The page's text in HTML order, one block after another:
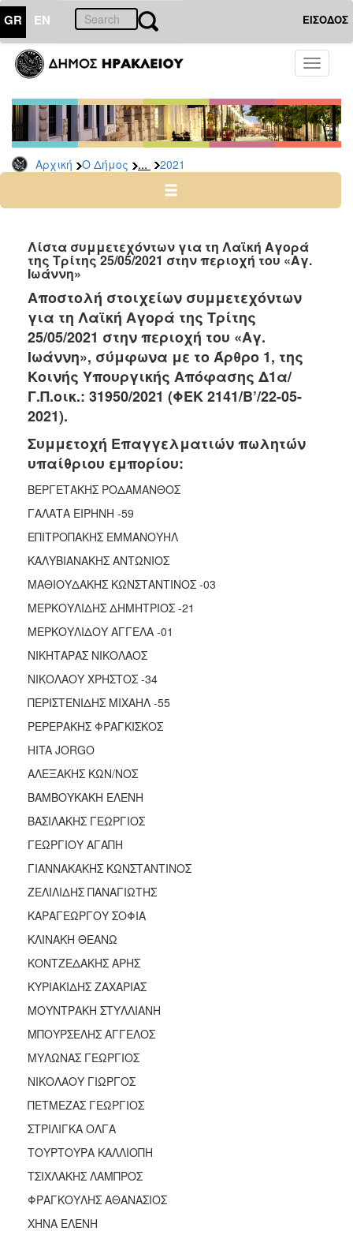
GR EN ΕΙΣΟΔΟΣ
Toggle
Αρχική Ο Δήμος ... 2021
ΔΗΜΟΣ
Δελτία
Τύπου
Αρχείο
2026
2024
2022
2021
2020
2019
2018
2017
2016
2015
2013
2012
2011
2010
2006
ΤΟΠΟΣ
ΠΟΛΙΤΙΣΜΟΣ
ΠΟΛΗ
Λίστα συμμετεχόντων για τη Λαϊκή Αγορά
της Τρίτης 25/05/2021 στην περιοχή του «Αγ.
Ιωάννη»
Αποστολή στοιχείων συμμετεχόντων
για τη Λαϊκή Αγορά της Τρίτης
25/05/2021 στην περιοχή του «Αγ.
Ιωάννη», σύμφωνα με το Άρθρο 1, της
Κοινής Υπουργικής Απόφασης Δ1α/
Γ.Π.οικ.: 31950/2021 (ΦΕΚ 2141/Β’/22-05-
2021).
Συμμετοχή Επαγγελματιών πωλητών
υπαίθριου εμπορίου:
ΒΕΡΓΕΤΑΚΗΣ ΡΟΔΑΜΑΝΘΟΣ
ΓΑΛΑΤΑ ΕΙΡΗΝΗ -59
ΕΠΙΤΡΟΠΑΚΗΣ ΕΜΜΑΝΟΥΗΛ
ΚΑΛΥΒΙΑΝΑΚΗΣ ΑΝΤΩΝΙΟΣ
ΜΑΘΙΟΥΔΑΚΗΣ ΚΩΝΣΤΑΝΤΙΝΟΣ -03
ΜΕΡΚΟΥΛΙΔΗΣ ΔΗΜΗΤΡΙΟΣ -21
ΜΕΡΚΟΥΛΙΔΟΥ ΑΓΓΕΛΑ -01
ΝΙΚΗΤΑΡΑΣ ΝΙΚΟΛΑΟΣ
ΝΙΚΟΛΑΟΥ ΧΡΗΣΤΟΣ -34
ΠΕΡΙΣΤΕΝΙΔΗΣ ΜΙΧΑΗΛ -55
ΡΕΡΕΡΑΚΗΣ ΦΡΑΓΚΙΣΚΟΣ
HITA JORGO
ΑΛΕΞΑΚΗΣ ΚΩΝ/ΝΟΣ
ΒΑΜΒΟΥΚΑΚΗ ΕΛΕΝΗ
ΒΑΣΙΛΑΚΗΣ ΓΕΩΡΓΙΟΣ
ΓΕΩΡΓΙΟΥ ΑΓΑΠΗ
ΓΙΑΝΝΑΚΑΚΗΣ ΚΩΝΣΤΑΝΤΙΝΟΣ
ΖΕΛΙΛΙΔΗΣ ΠΑΝΑΓΙΩΤΗΣ
ΚΑΡΑΓΕΩΡΓΟΥ ΣΟΦΙΑ
ΚΛΙΝΑΚΗ ΘΕΑΝΩ
ΚΟΝΤΖΕΔΑΚΗΣ ΑΡΗΣ
ΚΥΡΙΑΚΙΔΗΣ ΖΑΧΑΡΙΑΣ
ΜΟΥΝΤΡΑΚΗ ΣΤΥΛΛΙΑΝΗ
ΜΠΟΥΡΣΕΛΗΣ ΑΓΓΕΛΟΣ
ΜΥΛΩΝΑΣ ΓΕΩΡΓΙΟΣ
ΝΙΚΟΛΑΟΥ ΓΙΩΡΓΟΣ
ΠΕΤΜΕΖΑΣ ΓΕΩΡΓΙΟΣ
ΣΤΡΙΛΙΓΚΑ ΟΛΓΑ
ΤΟΥΡΤΟΥΡΑ ΚΑΛΛΙΟΠΗ
ΤΣΙΧΛΑΚΗΣ ΛΑΜΠΡΟΣ
ΦΡΑΓΚΟΥΛΗΣ ΑΘΑΝΑΣΙΟΣ
ΧΗΝΑ ΕΛΕΝΗ